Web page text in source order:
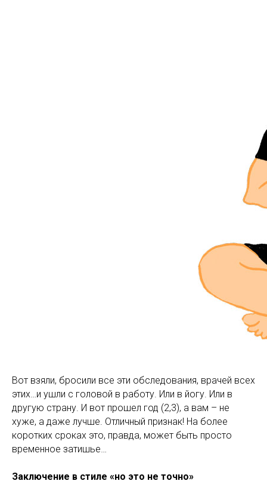
Вот взяли, бросили все эти обследования, врачей всех
этих…и ушли с головой в работу. Или в йогу. Или в
другую страну. И вот прошел год (2,3), а вам – не
хуже, а даже лучше. Отличный признак! На более
коротких сроках это, правда, может быть просто
временное затишье…
Заключение в стиле «но это не точно»